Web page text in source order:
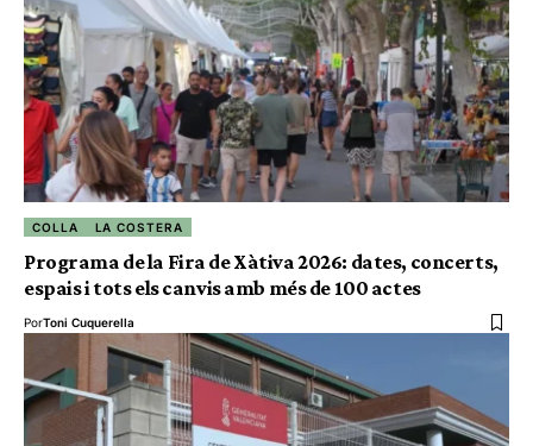
COLLA LA COSTERA
Programa de la Fira de Xàtiva 2026: dates, concerts,
espais i tots els canvis amb més de 100 actes
PorToni Cuquerella